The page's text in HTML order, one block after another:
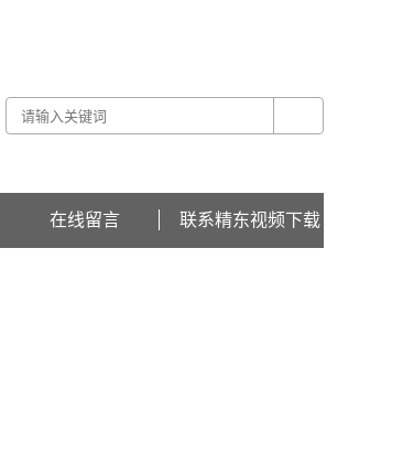
在线留言 联系精东视频下载